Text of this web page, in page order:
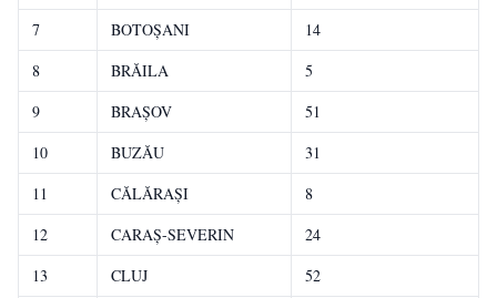
7
BOTOŞANI
14
8
BRĂILA
5
9
BRAŞOV
51
10
BUZĂU
31
11
CĂLĂRAŞI
8
12
CARAŞ-SEVERIN
24
13
CLUJ
52